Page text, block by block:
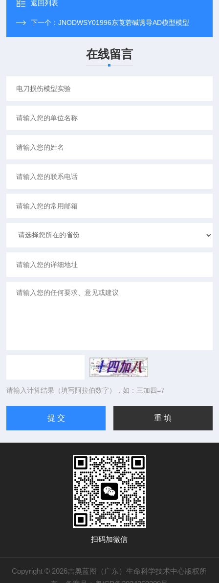
返回列表
下一个：JNODWSY01996东莨菪碱诱导AD模型模型
在线留言
请输入计算结果（填写阿拉伯数字），如：三加四=7
扫码加微信
Copyright © 2026吉奥蓝图（广东）生命科学技术中心版权所